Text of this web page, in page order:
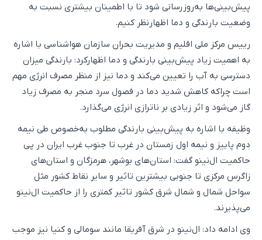
پیش‌بینی‌ها به‌روزرسانی شود تا با اطمینان بیشتری نسبت به
وضعیت بارندگی و دما اظهارنظر کنیم.
رییس مرکز ملی اقلیم و مدیریت بحران سازمان هواشناسی با اشاره
به اهمیت زیاد پیش‌بینی بارندگی و دما اظهارکرد: بارندگی میزان
دسترسی به آب را تعیین می‌کند و دما نیز از منظر مصرف انرژی مهم
است چراکه کاهش شدید دما در فصول سرد منجر به مصرف زیاد
گاز می‌شود و اثر زیادی بر ناترازی انرژی می‌گذارد.
وظیفه با اشاره به پیش‌بینی بارندگی مطلوب به‌خصوص طی نیمه
دوم پاییز و نیمه اول زمستان در غرب تا جنوب غرب ایران در پی
حاکمیت ال‌نینو گفت: استان‌های بوشهر، هرمزگان و استان‌های
زاگرس مرکزی تا جنوبی بیشترین تاثیر و سایر نقاط کشور مثل
سواحل شمال و شمال شرق کشور تاثیر کمتری را از حاکمیت ال‌نینو
می‌پذیرند.
وی ادامه داد: ال‌نینو در شرق آفریقا مانند سومالی و کنیا نیز موجب